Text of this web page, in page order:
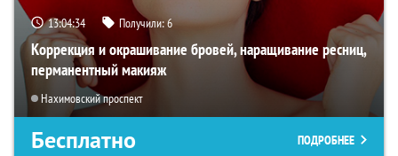
13:04:33 Получили:6
Коррекция и окрашивание бровей, наращивание ресниц,
перманентный макияж
Нахимовский проспект
Бесплатно ПОДРОБНЕЕ